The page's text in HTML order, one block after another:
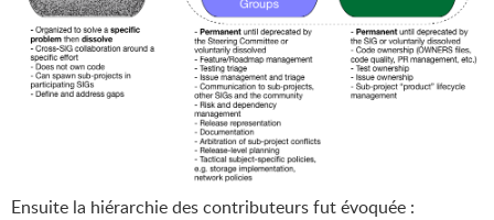
Ensuite la hiérarchie des contributeurs fut évoquée :